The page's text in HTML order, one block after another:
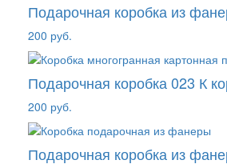
Подарочная коробка из
200 руб.
Подарочная коробка 023 К
200 руб.
Подарочная коробка из